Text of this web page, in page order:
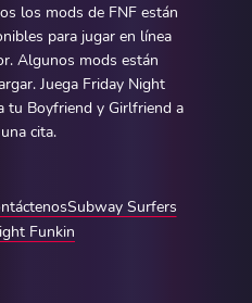
los mods de FNF están
para jugar en línea
Algunos mods están
Juega Friday Night
tu Boyfriend y Girlfriend a
cita.
Subway Surfers
Funkin